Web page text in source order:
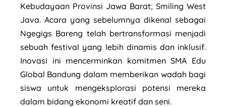
Kebudayaan Provinsi Jawa Barat; Smiling West
Java. Acara yang sebelumnya dikenal sebagai
Ngegigs Bareng telah bertransformasi menjadi
sebuah festival yang lebih dinamis dan inklusif.
Inovasi ini mencerminkan komitmen SMA Edu
Global Bandung dalam memberikan wadah bagi
siswa untuk mengeksplorasi potensi mereka
dalam bidang ekonomi kreatif dan seni.